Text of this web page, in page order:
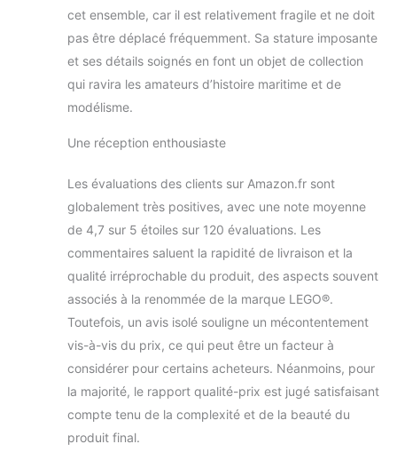
cet ensemble, car il est relativement fragile et ne doit
pas être déplacé fréquemment. Sa stature imposante
et ses détails soignés en font un objet de collection
qui ravira les amateurs d’histoire maritime et de
modélisme.
Une réception enthousiaste
Les évaluations des clients sur Amazon.fr sont
globalement très positives, avec une note moyenne
de 4,7 sur 5 étoiles sur 120 évaluations. Les
commentaires saluent la rapidité de livraison et la
qualité irréprochable du produit, des aspects souvent
associés à la renommée de la marque LEGO®.
Toutefois, un avis isolé souligne un mécontentement
vis-à-vis du prix, ce qui peut être un facteur à
considérer pour certains acheteurs. Néanmoins, pour
la majorité, le rapport qualité-prix est jugé satisfaisant
compte tenu de la complexité et de la beauté du
produit final.